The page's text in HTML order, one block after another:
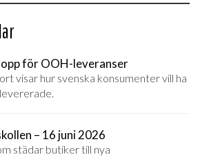
för OOH-leveranser
visar hur svenska konsumenter vill ha
– 16 juni 2026
städar butiker till nya